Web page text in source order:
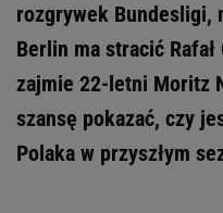
rozgrywek Bundesligi,
Berlin ma stracić
zajmie 22-letni Moritz
szansę pokazać, czy
Polaka w przyszłym